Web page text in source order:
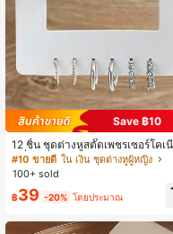
Save ฿10
12 ชิ้น ชุดต่างหูสตั๊ดเพชรเซอร์โคเ
ฟชั่น, ดีไซน์มินิมอลหรูหราสำหรับผู้
ง
#10 ขายดี ใน เงิน ชุดต่างหูผู้หญิง
100+ sold
฿39 -20% โดยประมาณ